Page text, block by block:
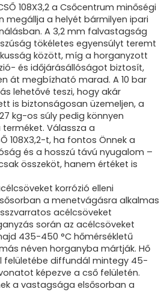
108X3,2 a Csőcentrum minőségi
a helyét bármilyen ipari
A 3,2 mm falvastagság
tökéletes egyensúlyt teremt
között, míg a horganyzott
és időjárásállóságot biztosít,
át megbízható marad. A 10 bar
lehetővé teszi, hogy akár
is biztonságosan üzemeljen, a
kg-os súly pedig könnyen
Válassza a
108X3,2-t, ha fontos Önnek a
és a hosszú távú nyugalom –
összeköt, hanem értéket is
korrózió elleni
a menetvágásra alkalmas
acélcsöveket
során az acélcsöveket
435-450 °C hőmérsékletű
néven horganyba mártják. Hő
felületébe diffundál mintegy 45-
képezve a cső felületén.
a vastagsága elsősorban a